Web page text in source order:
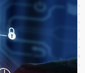
政治工
民生工
古建工
基础设